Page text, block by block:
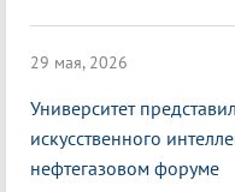
29 мая, 2026
Университет
искусственного
нефтегазовом форуме